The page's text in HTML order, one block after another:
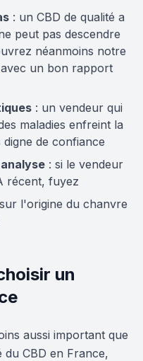
: un CBD de qualité a
peut pas descendre
néanmoins notre
avec un bon rapport
: un vendeur qui
maladies enfreint la
de confiance
: si le vendeur
récent, fuyez
sur l'origine du chanvre
un
aussi important que
CBD en France,